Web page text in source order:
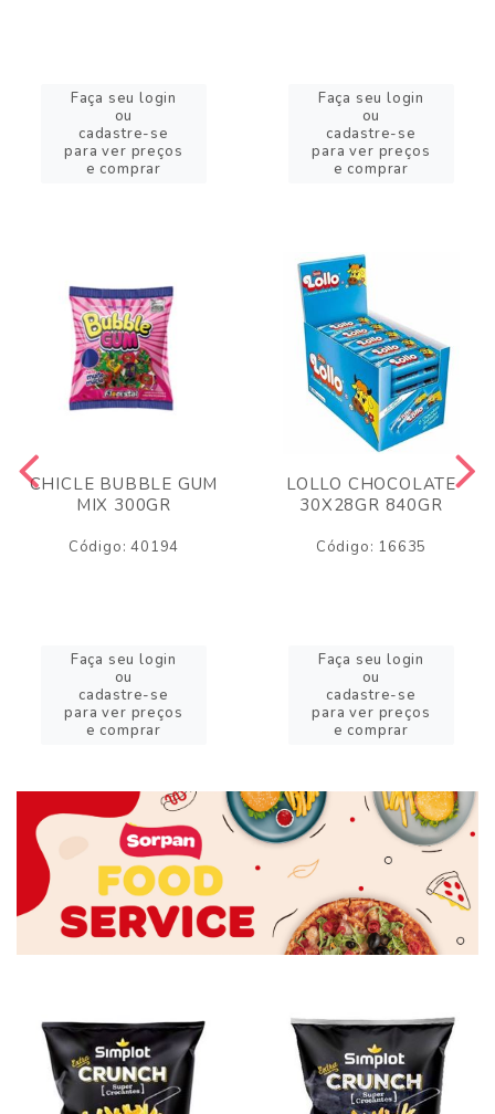
Faça seu login
ou
cadastre-se
para ver preços
e comprar
Faça seu login
ou
cadastre-se
para ver preços
e comprar
CHICLE BUBBLE GUM
MIX 300GR
Código: 40194
Faça seu login
ou
cadastre-se
para ver preços
e comprar
LOLLO CHOCOLATE
30X28GR 840GR
Código: 16635
Faça seu login
ou
cadastre-se
para ver preços
e comprar